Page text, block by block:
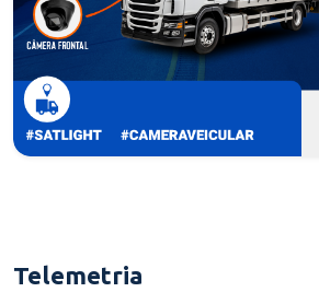
Telemetria